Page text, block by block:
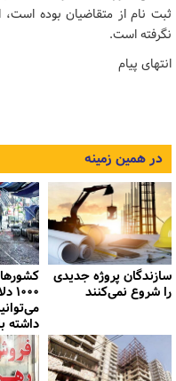
ثبت نام از متقاضیان بوده
نگرفته است.
انتهای پیام
در همین زمینه
سازندگان پروژه جدیدی
را شروع نمی‌کنند
داشته